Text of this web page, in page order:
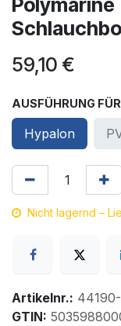
59,10 €
AUSFÜHRUNG FÜR
Hypalon
Nicht lagernd –
Artikelnr.:
GTIN: